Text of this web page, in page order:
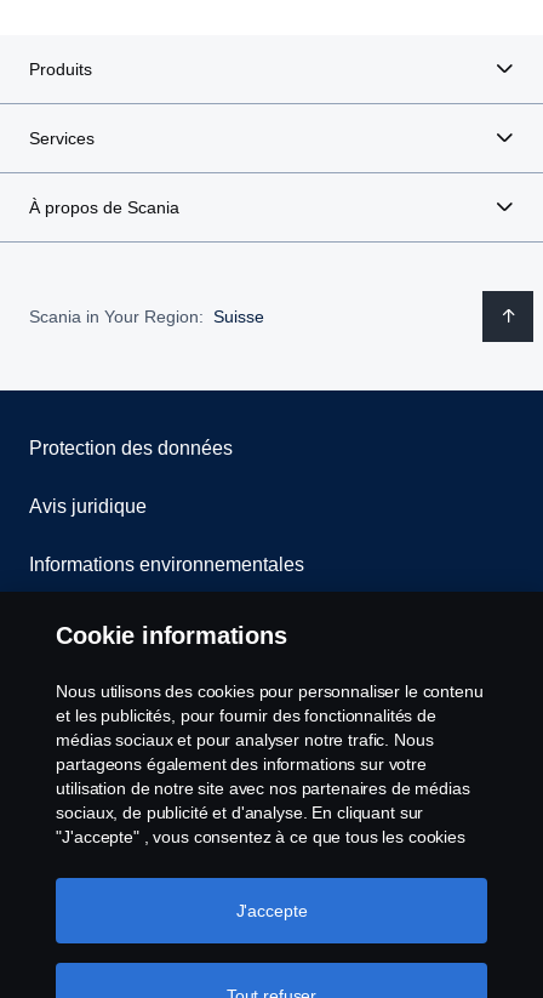
Produits
Services
À propos de Scania
Scania in Your Region: Suisse
Protection des données
Avis juridique
Informations environnementales
Whistleblowing
Contact
Cookies politique
Paramètres des cookies
Cookie informations
Nous utilisons des cookies pour personnaliser le contenu
et les publicités, pour fournir des fonctionnalités de
médias sociaux et pour analyser notre trafic. Nous
partageons également des informations sur votre
utilisation de notre site avec nos partenaires de médias
sociaux, de publicité et d'analyse. En cliquant sur
"J'accepte" , vous consentez à ce que tous les cookies
Vous pouvez également gérer vos cookies en cliquant
sur "Paramètres des cookies" et en sélectionnant les
J'accepte